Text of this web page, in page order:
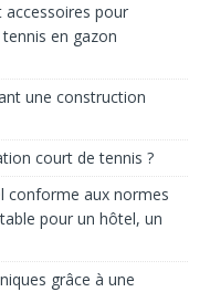
accessoires pour
en gazon
une construction
court de tennis ?
conforme aux normes
pour un hôtel, un
grâce à une